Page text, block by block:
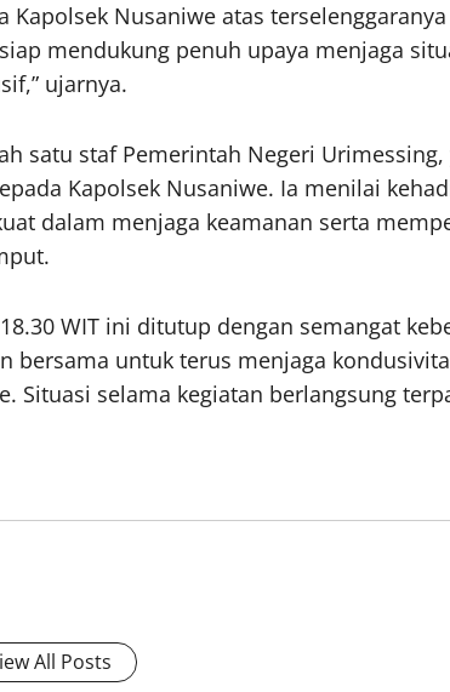
Nusaniwe atas
mendukung penuh upaya menjaga
ujarnya.
satu staf Pemerintah Negeri Urimessing,
Kapolsek Nusaniwe. Ia menilai
dalam menjaga keamanan serta
WIT ini ditutup dengan semangat
bersama untuk terus menjaga
Situasi selama kegiatan berlangsung
All Posts